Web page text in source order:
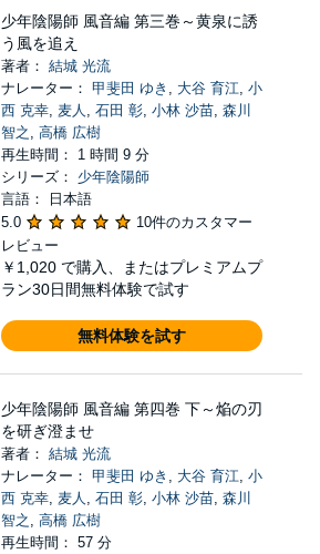
少年陰陽師 風音編 第三巻～黄泉に誘
う風を追え
著者： 結城 光流
ナレーター： 甲斐田 ゆき 大谷 育江 小
西 克幸, 麦人 石田 彰, 小林 沙苗, 森川
智之
高橋 広樹
再生時間： 1 時間 9 分
シリーズ： 少年陰陽師
言語： 日本語
5.0
10件のカスタマー
レビュー
￥1,020 で購入、またはプレミアムプ
ラン30日間無料体験で試す
無料体験を試す
少年陰陽師 風音編 第四巻 下～焔の刃
を研ぎ澄ませ
著者： 結城 光流
ナレーター： 甲斐田 ゆき 大谷 育江 小
西 克幸, 麦人 石田 彰, 小林 沙苗, 森川
智之
高橋 広樹
再生時間： 57 分